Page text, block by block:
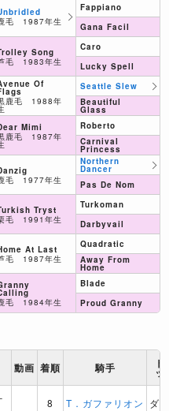
毛 1987年生
Song
毛 1983年生
Of
鹿毛 1988年
Mimi
鹿毛 1987年
毛 1977年生
Tryst
毛 1991年生
At Last
毛 1987年生
毛 1984年生
Fappiano
Gana Facil
Caro
Lucky Spell
Seattle Slew
Beautiful
Glass
Roberto
Carnival
Princess
Northern
Dancer
Pas De Nom
Turkoman
Darbyvail
Quadratic
Away From
Home
Blade
Proud Granny
動画 着順 騎手 ト
ッ
8 T．ガファリオン ダ